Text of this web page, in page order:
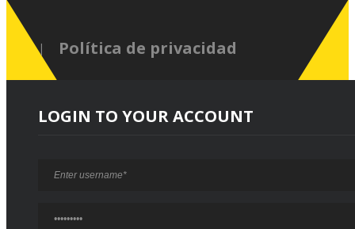
Política de privacidad
LOGIN TO YOUR ACCOUNT